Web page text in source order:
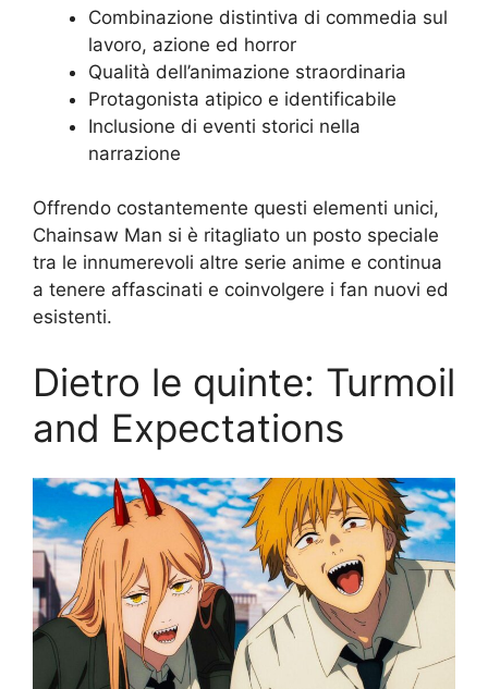
Combinazione distintiva di commedia sul
lavoro, azione ed horror
Qualità dell’animazione straordinaria
Protagonista atipico e identificabile
Inclusione di eventi storici nella
narrazione
Offrendo costantemente questi elementi unici,
Chainsaw Man si è ritagliato un posto speciale
tra le innumerevoli altre serie anime e continua
a tenere affascinati e coinvolgere i fan nuovi ed
esistenti.
Dietro le quinte: Turmoil
and Expectations